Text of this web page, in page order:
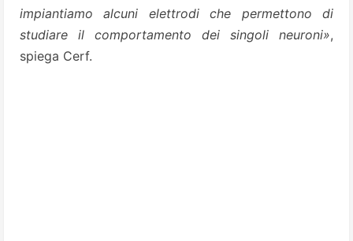
impiantiamo alcuni elettrodi che permettono di
studiare il comportamento dei singoli neuroni»,
spiega Cerf.